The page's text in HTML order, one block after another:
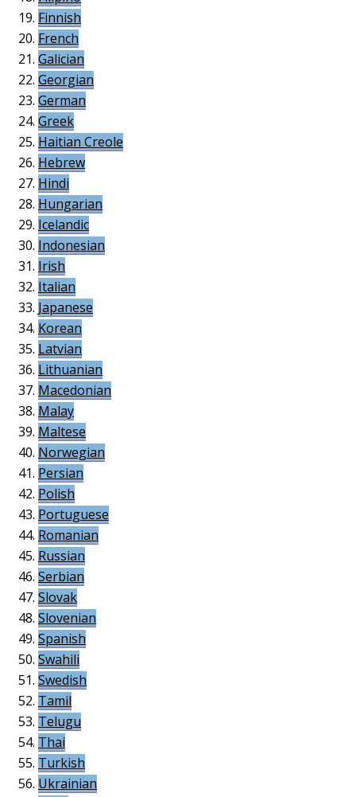
Finnish
French
Galician
Georgian
German
Greek
Haitian Creole
Hebrew
Hindi
Hungarian
Icelandic
Indonesian
Irish
Italian
Japanese
Korean
Latvian
Lithuanian
Macedonian
Malay
Maltese
Norwegian
Persian
Polish
Portuguese
Romanian
Russian
Serbian
Slovak
Slovenian
Spanish
Swahili
Swedish
Tamil
Telugu
Thai
Turkish
Ukrainian